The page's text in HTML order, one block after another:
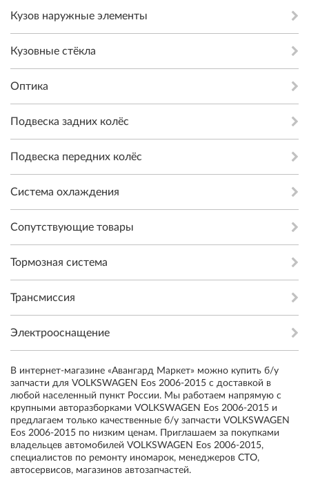
Кузов наружные элементы
Кузовные стёкла
Оптика
Подвеска задних колёс
Подвеска передних колёс
Система охлаждения
Сопутствующие товары
Тормозная система
Трансмиссия
Электрооснащение
В интернет-магазине «Авангард Маркет» можно купить б/у
запчасти для VOLKSWAGEN Eos 2006-2015 с доставкой в
любой населенный пункт России. Мы работаем напрямую с
крупными авторазборками VOLKSWAGEN Eos 2006-2015 и
предлагаем только качественные б/у запчасти VOLKSWAGEN
Eos 2006-2015 по низким ценам. Приглашаем за покупками
владельцев автомобилей VOLKSWAGEN Eos 2006-2015,
специалистов по ремонту иномарок, менеджеров СТО,
автосервисов, магазинов автозапчастей.